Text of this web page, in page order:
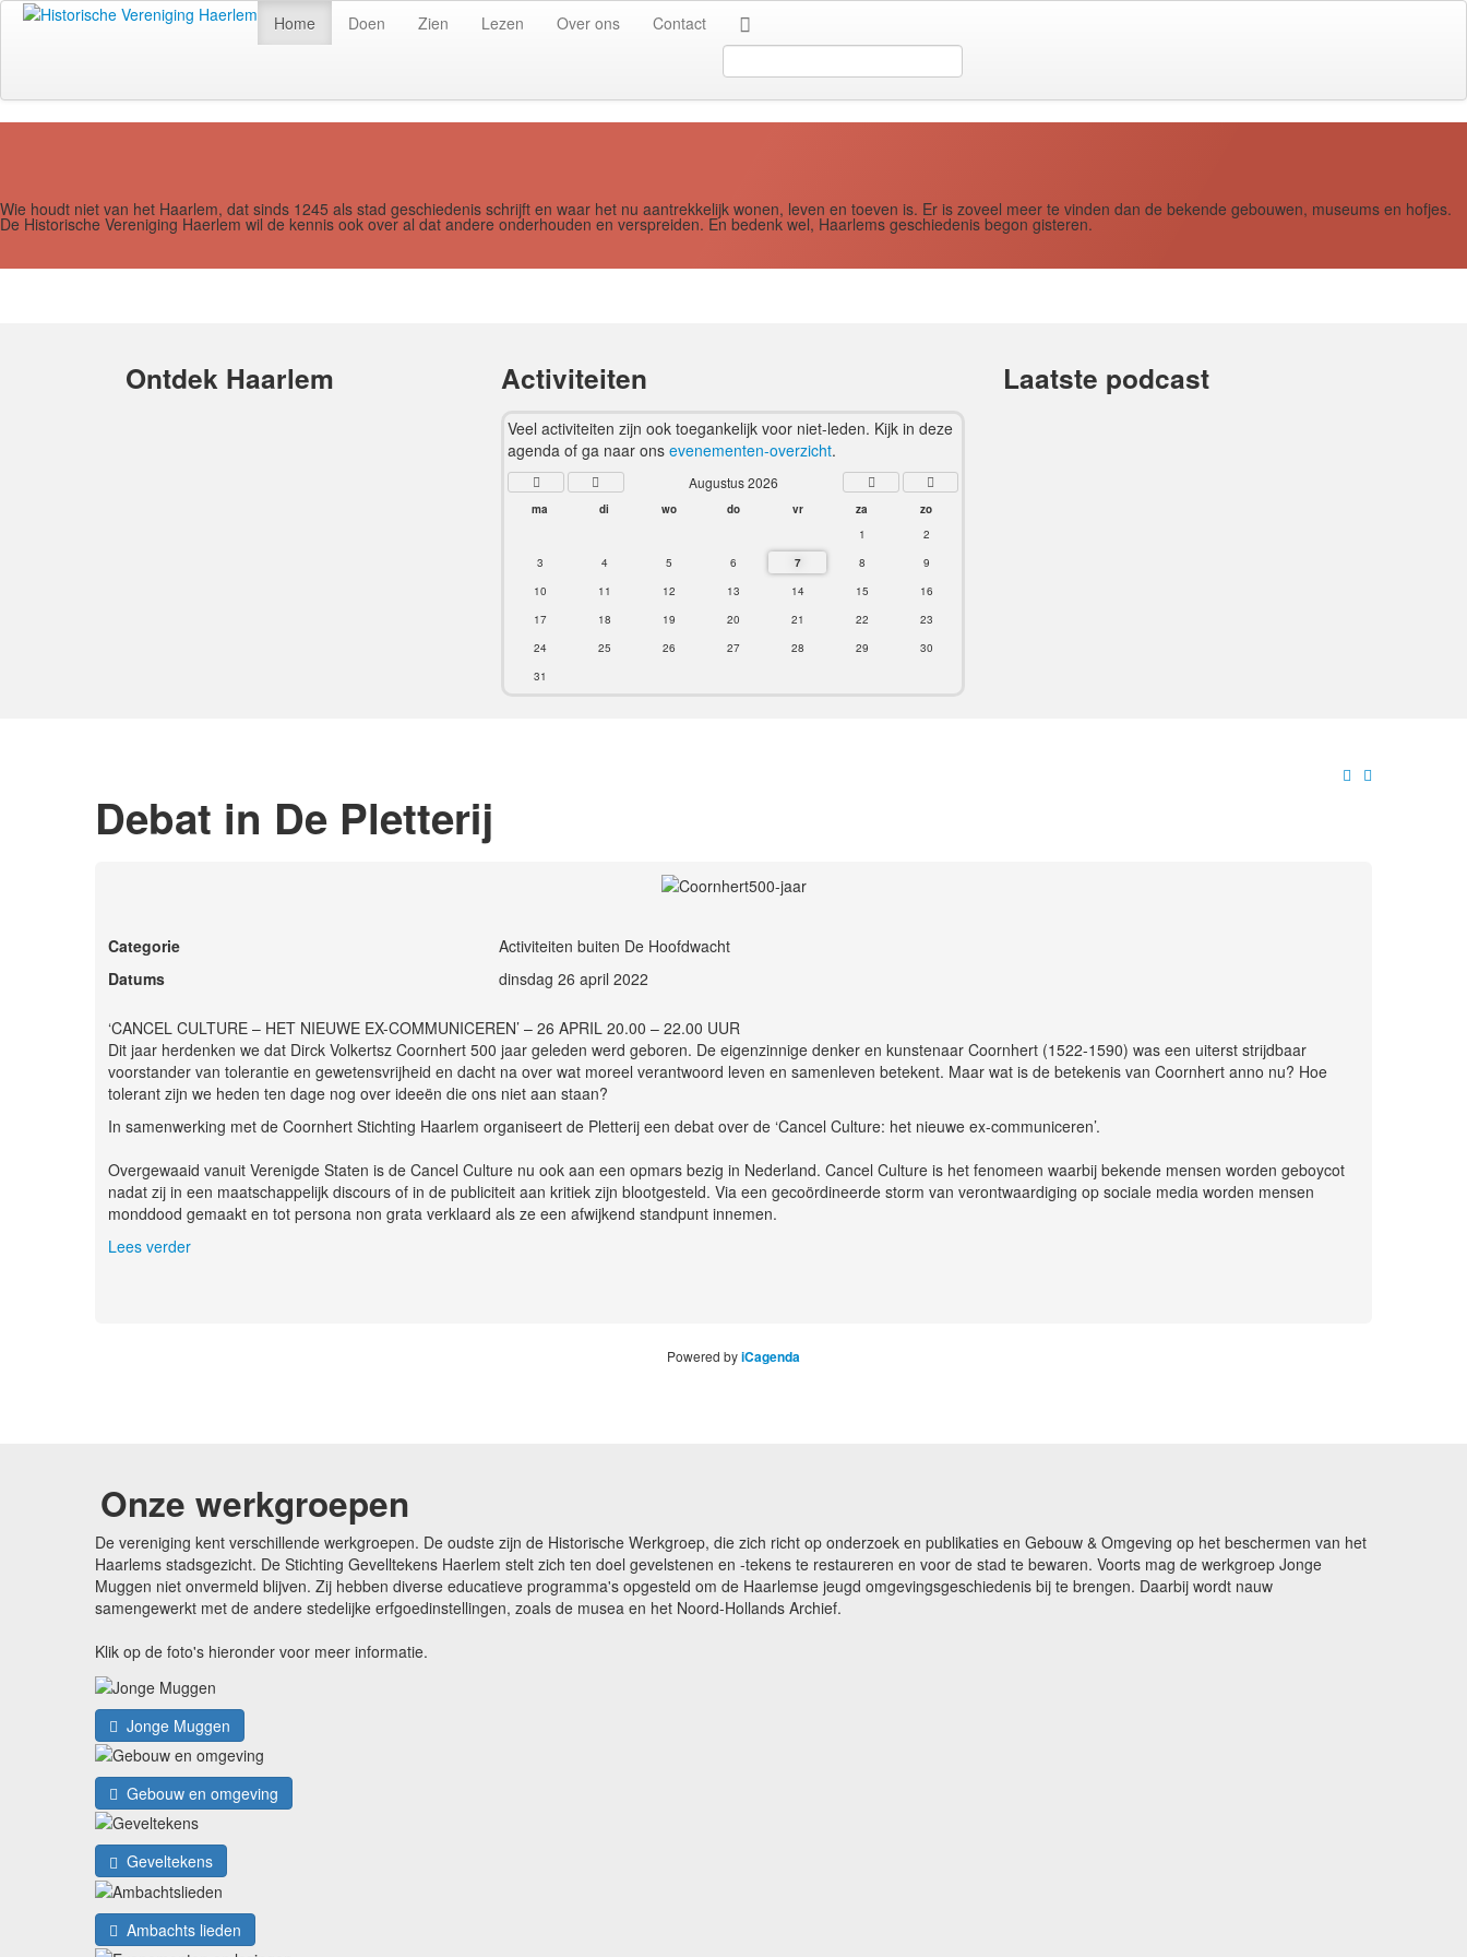
Home Doen Zien Lezen Over ons
Contact
...
Wie houdt niet van het Haarlem, dat sinds 1245 als stad geschiedenis schrijft en waar het nu aantrekkelijk wonen, leven en toeven is. Er is zoveel meer te vinden dan de bekende gebouwen, museums en hofjes.
De Historische Vereniging Haerlem wil de kennis ook over al dat andere onderhouden en verspreiden. En bedenk wel, Haarlems geschiedenis begon gisteren.
Ontdek Haarlem Activiteiten
Veel activiteiten zijn ook toegankelijk voor niet-leden. Kijk in deze
agenda of ga naar onsevenementen-overzicht.
Augustus 2026
ma di wo do vr za
zo
1
2
3
4 5 6 7 8
9
10
11 12 13 14 15
16
17
18 19 20 21 22
23
24
25 26 27 28 29
30
31
Laatste podcast
Debat in De Pletterij
Categorie
Activiteiten buiten De Hoofdwacht
Datums
dinsdag 26 april 2022
‘CANCEL CULTURE – HET NIEUWE EX-COMMUNICEREN’ – 26 APRIL 20.00 – 22.00 UUR
Dit jaar herdenken we dat Dirck Volkertsz Coornhert 500 jaar geleden werd geboren. De eigenzinnige denker en kunstenaar Coornhert (1522-1590) was een uiterst strijdbaar
voorstander van tolerantie en gewetensvrijheid en dacht na over wat moreel verantwoord leven en samenleven betekent. Maar wat is de betekenis van Coornhert anno nu? Hoe
tolerant zijn we heden ten dage nog over ideeën die ons niet aan staan?
In samenwerking met de Coornhert Stichting Haarlem organiseert de Pletterij een debat over de ‘Cancel Culture: het nieuwe ex-communiceren’.
Overgewaaid vanuit Verenigde Staten is de Cancel Culture nu ook aan een opmars bezig in Nederland. Cancel Culture is het fenomeen waarbij bekende mensen worden geboycot
nadat zij in een maatschappelijk discours of in de publiciteit aan kritiek zijn blootgesteld. Via een gecoördineerde storm van verontwaardiging op sociale media worden mensen
monddood gemaakt en tot persona non grata verklaard als ze een afwijkend standpunt innemen.
Lees verder
Powered byiCagenda
Onze werkgroepen
De vereniging kent verschillende werkgroepen. De oudste zijn de Historische Werkgroep, die zich richt op onderzoek en publikaties en Gebouw & Omgeving op het beschermen van het
Haarlems stadsgezicht. De Stichting Gevelltekens Haerlem stelt zich ten doel gevelstenen en -tekens te restaureren en voor de stad te bewaren. Voorts mag de werkgroep Jonge
Muggen niet onvermeld blijven. Zij hebben diverse educatieve programma's opgesteld om de Haarlemse jeugd omgevingsgeschiedenis bij te brengen. Daarbij wordt nauw
samengewerkt met de andere stedelijke erfgoedinstellingen, zoals de musea en het Noord-Hollands Archief.
Klik op de foto's hieronder voor meer informatie.
Jonge Muggen
Gebouw en omgeving
Geveltekens
Ambachts lieden